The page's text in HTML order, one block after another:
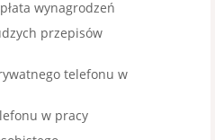
wynagrodzeń
przepisów
telefonu w
w pracy